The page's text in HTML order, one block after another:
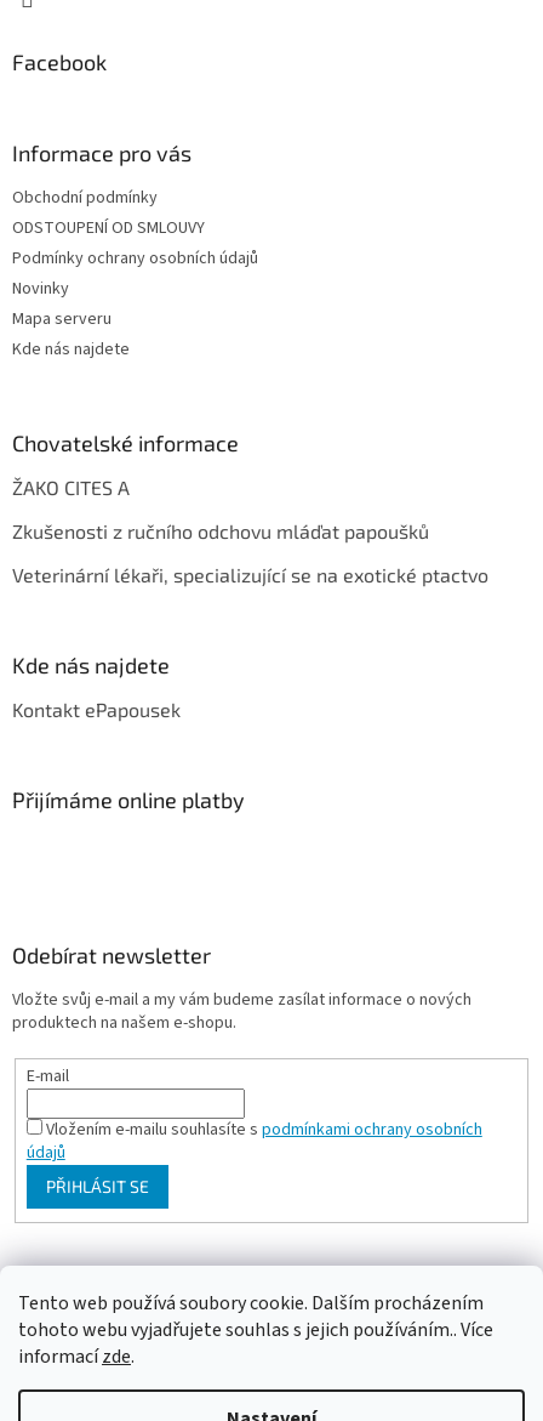
Tento web používá soubory cookie. Dalším procházením
tohoto webu vyjadřujete souhlas s jejich používáním.. Více
informacízde.
Facebook
Informace pro vás
Obchodní podmínky
ODSTOUPENÍ OD SMLOUVY
Podmínky ochrany osobních údajů
Novinky
Mapa serveru
Kde nás najdete
Chovatelské informace
ŽAKO CITES A
Zkušenosti z ručního odchovu mláďat papoušků
Veterinární lékaři, specializující se na exotické ptactvo
Kde nás najdete
Kontakt ePapousek
Přijímáme online platby
Odebírat newsletter
Vložte svůj e-mail a my vám budeme zasílat informace o nových
produktech na našem e-shopu.
E-mail
Vložením e-mailu souhlasíte s podmínkami ochrany osobních
údajů
PŘIHLÁSIT SE